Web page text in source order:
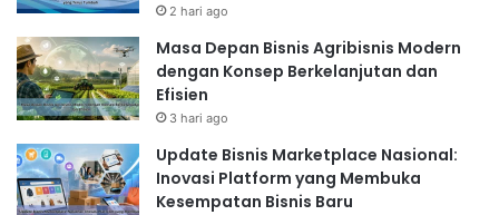
2 hari ago
Masa Depan Bisnis Agribisnis Modern
dengan Konsep Berkelanjutan dan
Efisien
3 hari ago
Update Bisnis Marketplace Nasional:
Inovasi Platform yang Membuka
Kesempatan Bisnis Baru